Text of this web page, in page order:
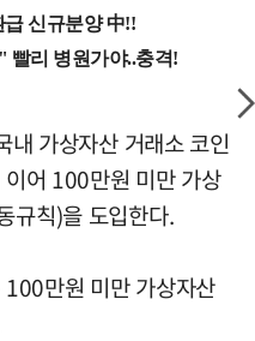
내 가상자산 거래소 코인
어 100만원 미만 가상
규칙)을 도입한다.
만원 미만 가상자산